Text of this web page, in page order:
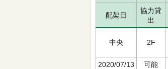
配架日
協力貸
出
中央 2F
2020/07/13 可能